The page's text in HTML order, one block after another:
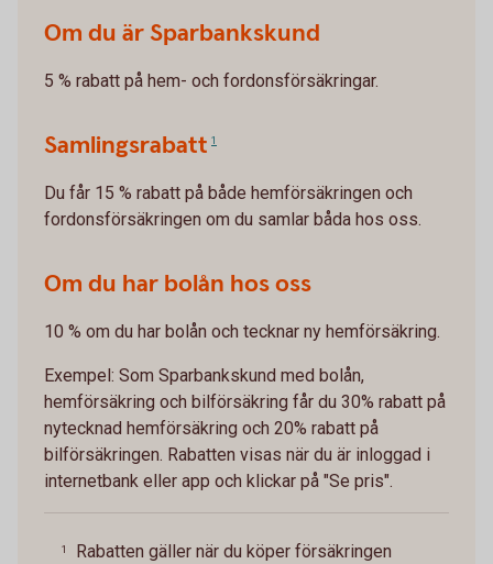
Om du är Sparbankskund
5 % rabatt på hem- och fordonsförsäkringar.
Samlingsrabatt 1
Du får 15 % rabatt på både hemförsäkringen och
fordonsförsäkringen om du samlar båda hos oss.
Om du har bolån hos oss
10 % om du har bolån och tecknar ny hemförsäkring.
Exempel: Som Sparbankskund med bolån,
hemförsäkring och bilförsäkring får du 30% rabatt på
nytecknad hemförsäkring och 20% rabatt på
bilförsäkringen. Rabatten visas när du är inloggad i
internetbank eller app och klickar på "Se pris".
1
Rabatten gäller när du köper försäkringen